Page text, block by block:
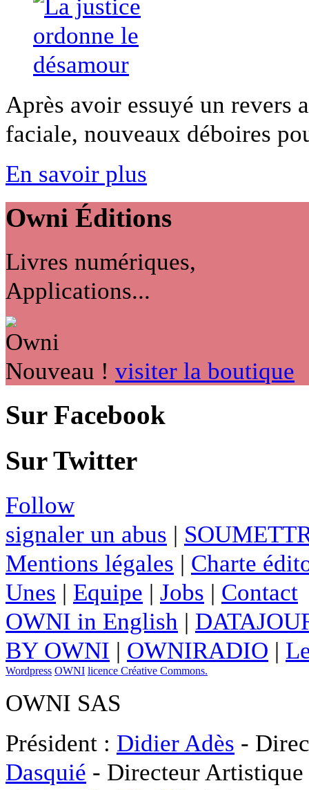
Après avoir essuyé un revers
faciale, nouveaux déboires
En savoir plus
Owni Éditions
Livres numériques,
Applications...
Nouveau ! visiter la boutique
Sur Facebook
Sur Twitter
Follow
signaler un abus |
Mentions légales | Charte
Unes | Equipe | Jobs | Contact
OWNI in English |
BY OWNI | OWNIRADIO |
Wordpress OWNI licence Créative Commons.
OWNI SAS
Président : Didier Adès -
Dasquié - Directeur